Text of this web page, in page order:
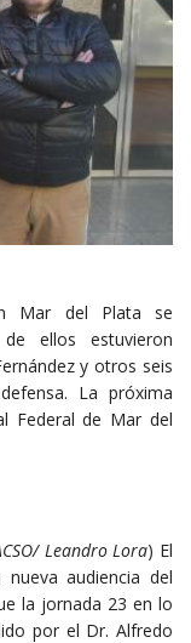
Mar del Plata se
ellos estuvieron
y otros seis
La próxima
Federal de Mar del
Leandro Lora) El
audiencia del
la jornada 23 en lo
por el Dr. Alfredo